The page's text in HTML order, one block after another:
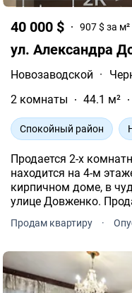
40 000 $ 907 $ за м²
ул. Александра
Новозаводской ·
2 комнаты
44.1 м²
Спокойный район
Продается 2-х
находится на 4-м
кирпичном доме, в
улице Довженко. Продажа возможна под Сертификат
Продам квартиру ·